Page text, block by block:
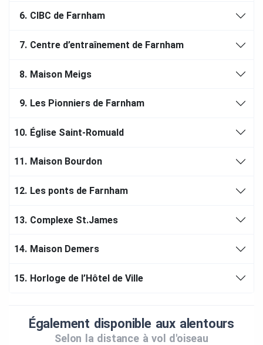
6. CIBC de Farnham
7. Centre d’entraînement de Farnham
8. Maison Meigs
9. Les Pionniers de Farnham
10. Église Saint-Romuald
11. Maison Bourdon
12. Les ponts de Farnham
13. Complexe St.James
14. Maison Demers
15. Horloge de l’Hôtel de Ville
Également disponible aux alentours
Selon la distance à vol d'oiseau